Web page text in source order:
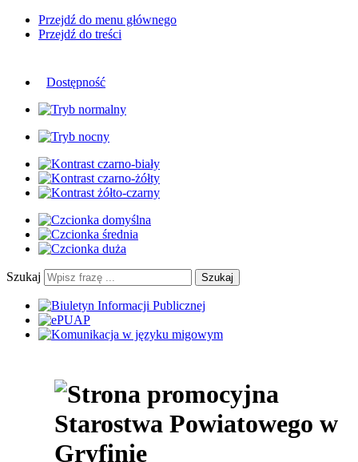
Przejdź do menu głównego
Przejdź do treści
Dostępność
Szukaj Szukaj